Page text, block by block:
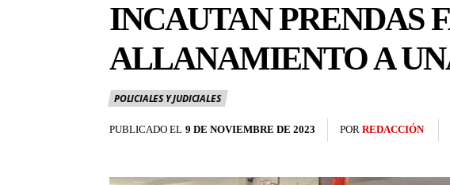
INCAUTAN PRENDAS
ALLANAMIENTO A
POLICIALES Y JUDICIALES
PUBLICADO EL 9 DE NOVIEMBRE DE 2023 POR REDACCIÓN